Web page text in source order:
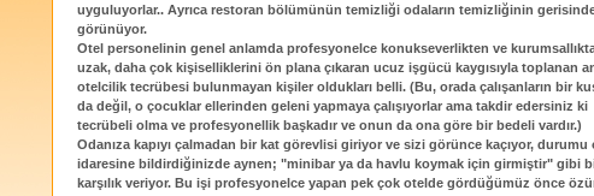
uyguluyorlar.. Ayrıca restoran bölümünün temizliği odaların temizliğinin
görünüyor.
Otel personelinin genel anlamda profesyonelce konukseverlikten ve
uzak, daha çok kişiselliklerini ön plana çıkaran ucuz işgücü kaygısıyla toplanan
otelcilik tecrübesi bulunmayan kişiler oldukları belli. (Bu, orada çalışanların bir
da değil, o çocuklar ellerinden geleni yapmaya çalışıyorlar ama takdir edersiniz ki
tecrübeli olma ve profesyonellik başkadır ve onun da ona göre bir bedeli vardır.)
Odanıza kapıyı çalmadan bir kat görevlisi giriyor ve sizi görünce kaçıyor, durumu
idaresine bildirdiğinizde aynen; "minibar ya da havlu koymak için girmiştir" gibi
karşılık veriyor. Bu işi profesyonelce yapan pek çok otelde gördüğümüz önce